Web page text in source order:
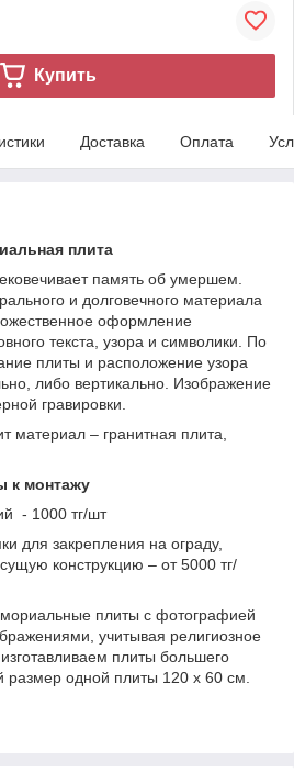
Купить
Доставка Оплата
плита
память об умершем.
и долговечного материала
оформление
текста, узора и символики. По
плиты и расположение узора
либо вертикально. Изображение
гравировки.
материал – гранитная плита,
к монтажу
- 1000 тг/шт
для закрепления на ограду,
конструкцию – от 5000 тг/
плиты с фотографией
учитывая религиозное
плиты большего
одной плиты 120 х 60 см.